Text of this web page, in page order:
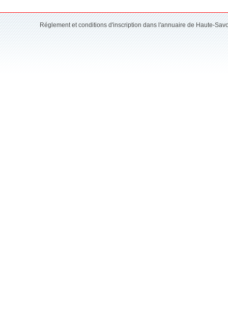
Réglement et conditions d'inscription dans l'annuaire de Haute-